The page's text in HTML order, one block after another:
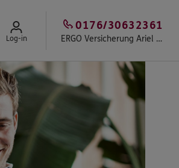
Log-in ERGO Versicherung Ariel Elatov
0176/30632361